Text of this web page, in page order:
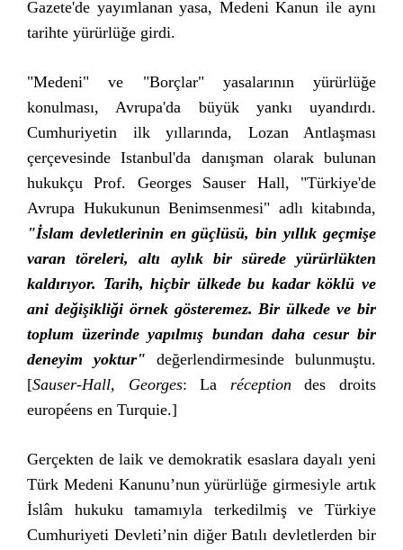
Gazete'de yayımlanan yasa, Medeni Kanun ile aynı
tarihte yürürlüğe girdi.
"Medeni" ve "Borçlar" yasalarının yürürlüğe
konulması, Avrupa'da büyük yankı uyandırdı.
Cumhuriyetin ilk yıllarında, Lozan Antlaşması
çerçevesinde Istanbul'da danışman olarak bulunan
hukukçu Prof. Georges Sauser Hall, "Türkiye'de
Avrupa Hukukunun Benimsenmesi" adlı kitabında,
"İslam devletlerinin en güçlüsü, bin yıllık geçmişe
varan töreleri, altı aylık bir sürede yürürlükten
kaldırıyor. Tarih, hiçbir ülkede bu kadar köklü ve
ani değişikliği örnek gösteremez. Bir ülkede ve bir
toplum üzerinde yapılmış bundan daha cesur bir
deneyim yoktur" değerlendirmesinde bulunmuştu.
[Sauser-Hall, Georges: La réception des droits
européens en Turquie.]
Gerçekten de laik ve demokratik esaslara dayalı yeni
Türk Medeni Kanunu’nun yürürlüğe girmesiyle artık
İslâm hukuku tamamıyla terkedilmiş ve Türkiye
Cumhuriyeti Devleti’nin diğer Batılı devletlerden bir